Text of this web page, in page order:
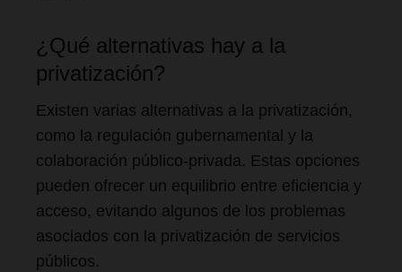
¿Qué alternativas hay a la
privatización?
Existen varias alternativas a la privatización,
como la regulación gubernamental y la
colaboración público-privada. Estas opciones
pueden ofrecer un equilibrio entre eficiencia y
acceso, evitando algunos de los problemas
asociados con la privatización de servicios
públicos.